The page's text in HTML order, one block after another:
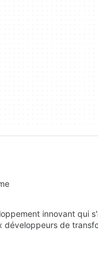
innovant qui
développeurs de